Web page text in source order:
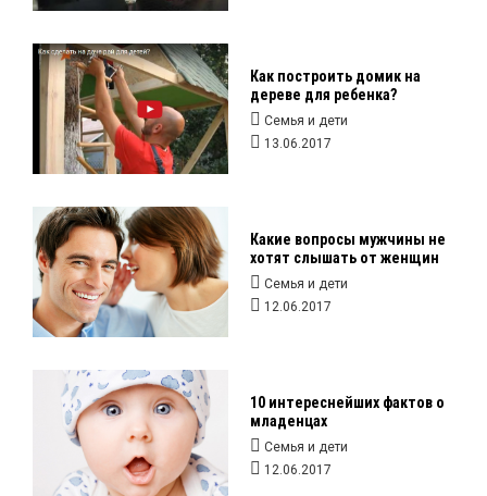
Как построить домик на
дереве для ребенка?
Семья и дети
13.06.2017
Какие вопросы мужчины не
хотят слышать от женщин
Семья и дети
12.06.2017
10 интереснейших фактов о
младенцах
Семья и дети
12.06.2017